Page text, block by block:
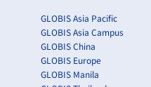
GLOBIS Asia Pacific
GLOBIS Asia Campus
GLOBIS China
GLOBIS Europe
GLOBIS Manila